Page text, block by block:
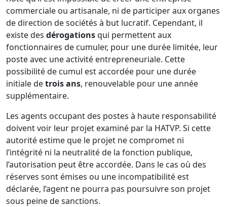
commerciale ou artisanale, ni de participer aux organes
de direction de sociétés à but lucratif. Cependant, il
existe des dérogationsqui permettent aux
fonctionnaires de cumuler, pour une durée limitée, leur
poste avec une activité entrepreneuriale. Cette
possibilité de cumul est accordée pour une durée
initiale detrois ans, renouvelable pour une année
supplémentaire.
Les agents occupant des postes à haute responsabilité
doivent voir leur projet examiné par la HATVP. Si cette
autorité estime que le projet ne compromet ni
l’intégrité ni la neutralité de la fonction publique,
l’autorisation peut être accordée. Dans le cas où des
réserves sont émises ou une incompatibilité est
déclarée, l’agent ne pourra pas poursuivre son projet
sous peine de sanctions.